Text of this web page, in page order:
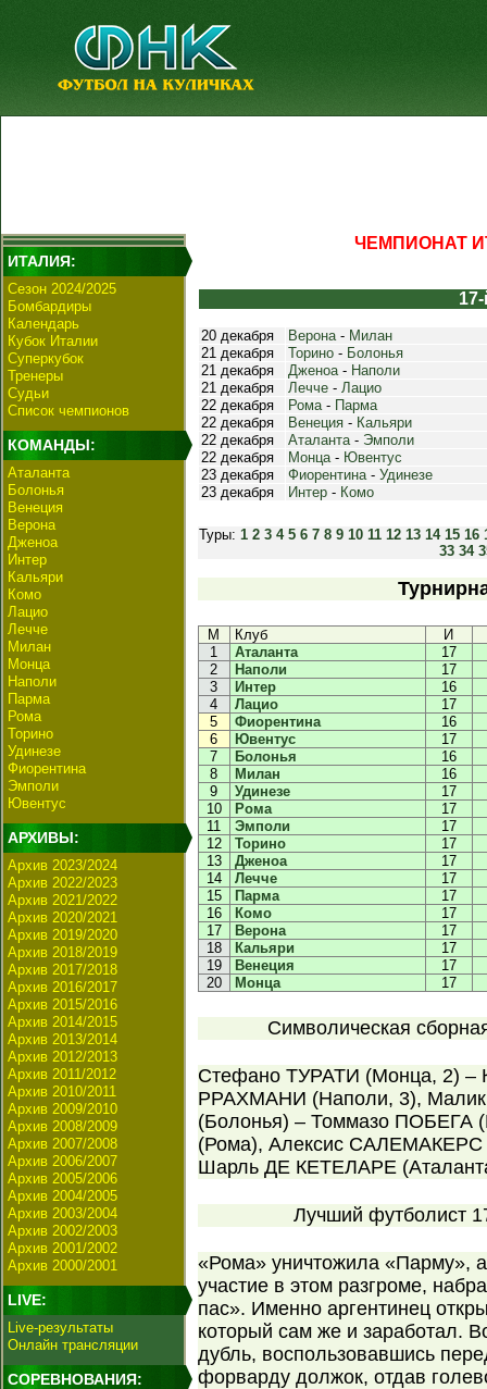
ИТАЛИЯ:
Сезон 2024/2025
Бомбардиры
Календарь
Кубок Италии
Суперкубок
Тренеры
Судьи
Список чемпионов
КОМАНДЫ:
Аталанта
Болонья
Венеция
Верона
Дженоа
Интер
Кальяри
Комо
Лацио
Лечче
Милан
Монца
Наполи
Парма
Рома
Торино
Удинезе
Фиорентина
Эмполи
Ювентус
АРХИВЫ:
Архив 2023/2024
Архив 2022/2023
Архив 2021/2022
Архив 2020/2021
Архив 2019/2020
Архив 2018/2019
Архив 2017/2018
Архив 2016/2017
Архив 2015/2016
Архив 2014/2015
Архив 2013/2014
Архив 2012/2013
Архив 2011/2012
Архив 2010/2011
Архив 2009/2010
Архив 2008/2009
Архив 2007/2008
Архив 2006/2007
Архив 2005/2006
Архив 2004/2005
Архив 2003/2004
Архив 2002/2003
Архив 2001/2002
Архив 2000/2001
LIVE:
Live-результаты
Онлайн трансляции
СОРЕВНОВАНИЯ:
ЧЕМПИОНАТ
20 декабря Верона- Милан
21 декабря
Торино - Болонья
21 декабря
Дженоа- Наполи
21 декабря
Лечче - Лацио
22 декабря
Рома- Парма
22 декабря
Венеция - Кальяри
22 декабря
Аталанта- Эмполи
22 декабря
Монца- Ювентус
23 декабря
Фиорентина- Удинезе
23 декабря
Интер - Комо
Туры: 1 2 3 4 5 6 7 8 9 10 11 12 13 14 15 16
33 34
М Клуб
И
1
Аталанта
17
2
Наполи
17
3
Интер
16
4
Лацио
17
5
Фиорентина
16
6
Ювентус
17
7
Болонья
16
8
Милан
16
9
Удинезе
17
10
Рома
17
11
Эмполи
17
12
Торино
17
13
Дженоа
17
14
Лечче
17
15
Парма
17
16
Комо
17
17
Верона
17
18
Кальяри
17
19
Венеция
17
20
Монца 17
Символическая
Стефано ТУРАТИ (Монца, 2) –
РРАХМАНИ (Наполи, 3),
(Болонья) – Томмазо ПОБЕГА
(Рома), Алексис
Шарль ДЕ КЕТЕЛАРЕ
Лучший футболист
«Рома» уничтожила «Парму»,
участие в этом разгроме,
пас». Именно аргентинец
который сам же и заработал.
дубль, воспользовавшись
форварду должок, отдав